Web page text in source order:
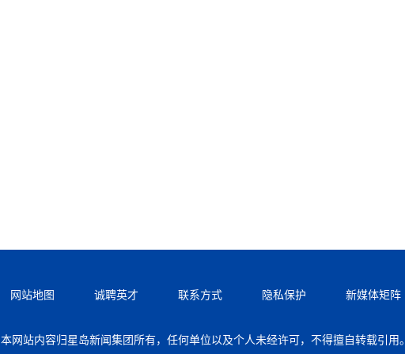
网站地图 诚聘英才 联系方式 隐私保护 新媒体矩阵
本网站内容归星岛新闻集团所有，任何单位以及个人未经许可，不得擅自转载引用。